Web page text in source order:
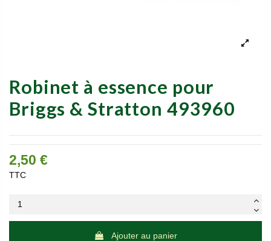
Robinet à essence pour
Briggs & Stratton 493960
2,50 €
TTC
Ajouter au panier